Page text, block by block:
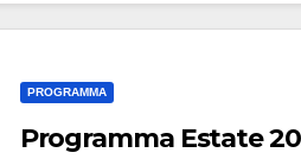
PROGRAMMA
Programma Estate